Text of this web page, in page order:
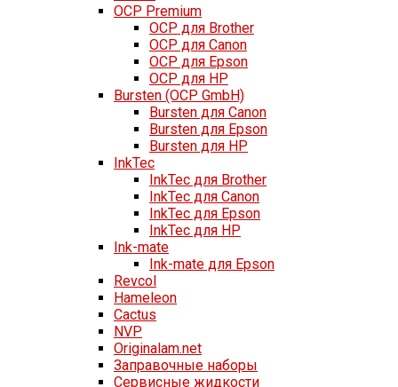
OCP Premium
OCP для Brother
OCP для Canon
OCP для Epson
OCP для HP
Bursten (OCP GmbH)
Bursten для Canon
Bursten для Epson
Bursten для HP
InkTec
InkTec для Brother
InkTec для Canon
InkTec для Epson
InkTec для HP
Ink-mate
Ink-mate для Epson
Revcol
Hameleon
Cactus
NVP
Originalam.net
Заправочные наборы
Сервисные жидкости